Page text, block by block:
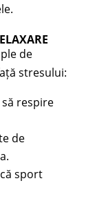
de
stresului:
respire
de
sport